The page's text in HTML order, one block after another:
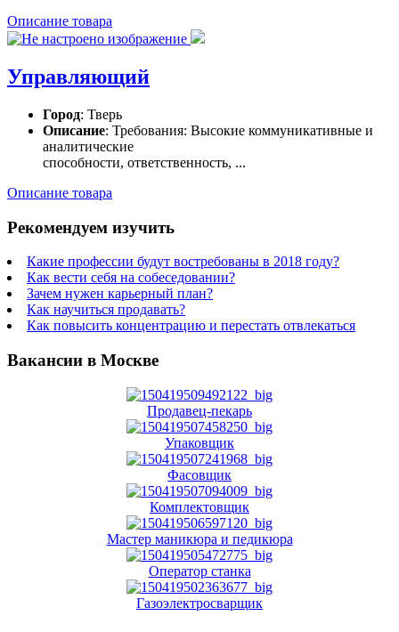
Описание товара
Управляющий
Город: Тверь
Описание: Требования: Высокие коммуникативные и
аналитические
способности, ответственность, ...
Описание товара
Рекомендуем изучить
Какие профессии будут востребованы в 2018 году?
Как вести себя на собеседовании?
Зачем нужен карьерный план?
Как научиться продавать?
Как повысить концентрацию и перестать отвлекаться
Вакансии в Москве
Продавец-пекарь
Упаковщик
Фасовщик
Комплектовщик
Мастер маникюра и педикюра
Оператор станка
Газоэлектросварщик